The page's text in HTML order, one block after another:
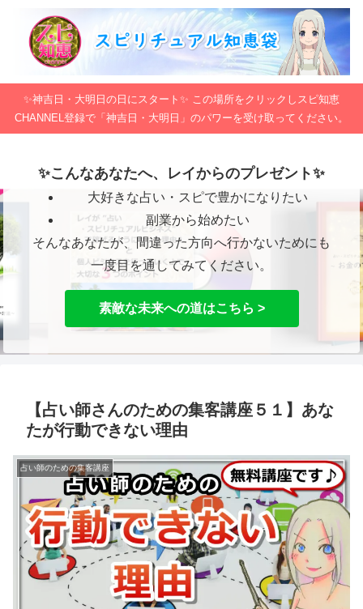
✨神吉日・大明日の日にスタート✨ この場所をクリックしスピ知恵
CHANNEL登録で「神吉日・大明日」のパワーを受け取ってください。
✨こんなあなたへ、レイからのプレゼント✨
大好きな占い・スピで豊かになりたい
副業から始めたい
そんなあなたが、間違った方向へ行かないためにも
一度目を通してみてください。
素敵な未来への道はこちら >
【占い師さんのための集客講座５１】あな
たが行動できない理由
占い師のための集客講座